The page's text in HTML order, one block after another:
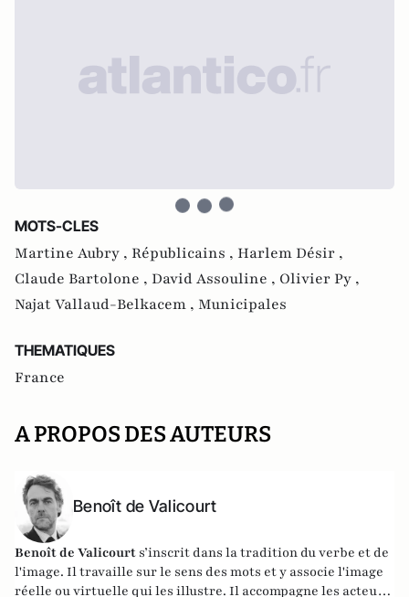
MOTS-CLES
Martine Aubry , Républicains , Harlem Désir ,
Claude Bartolone , David Assouline , Olivier Py ,
Najat Vallaud-Belkacem , Municipales
THEMATIQUES
France
A PROPOS DES AUTEURS
Benoît de Valicourt
Benoît de Valicourt s’inscrit dans la tradition du verbe et de
l'image. Il travaille sur le sens des mots et y associe l'image
réelle ou virtuelle qui les illustre. Il accompagne les acteurs